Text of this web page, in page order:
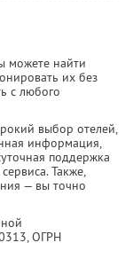
можете найти
их без
с любого
выбор отелей,
информация,
поддержка
Также,
— вы точно
, ОГРН